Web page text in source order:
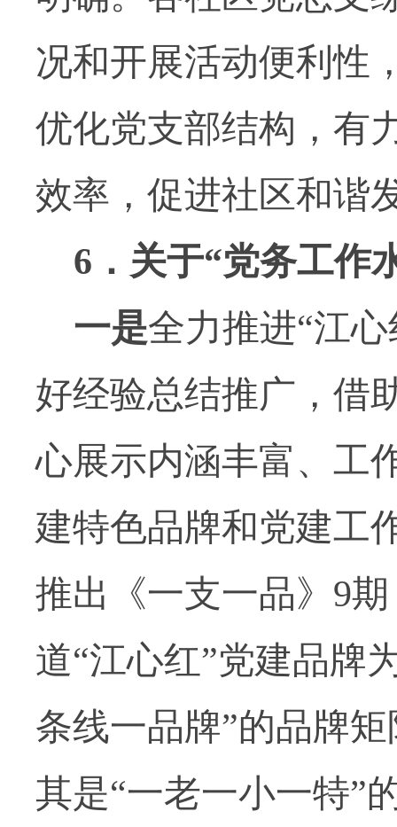
况和开展活动便利性
优化党支部结构，有
效率，促进社区和谐
6 ．关于“党务工作
一是全力推进“江
好经验总结推广，借
心展示内涵丰富、工
建特色品牌和党建工
推出《一支一品》 9
道“江心红”党建品牌
条线一品牌”的品牌
其是“一老一小一特”